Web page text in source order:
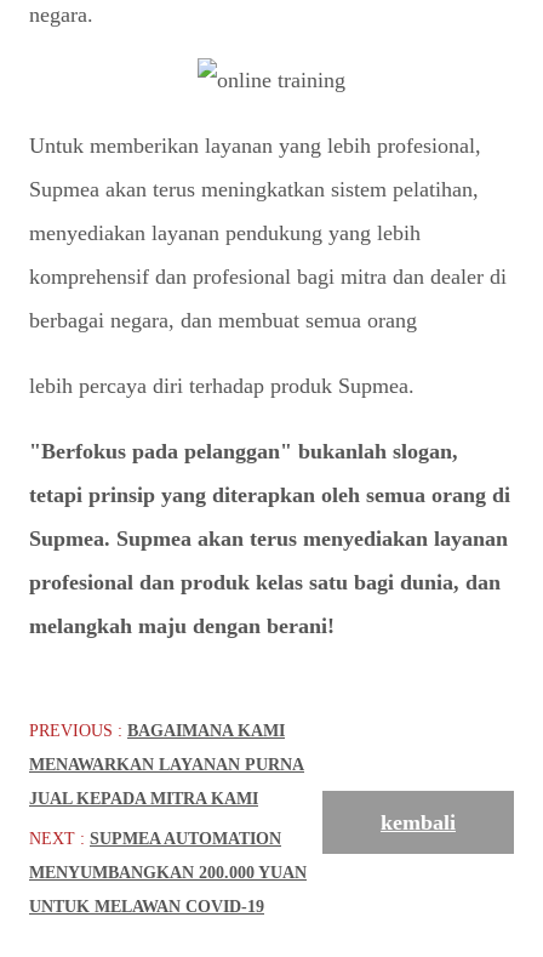
negara.
Untuk memberikan layanan yang lebih profesional,
Supmea akan terus meningkatkan sistem pelatihan,
menyediakan layanan pendukung yang lebih
komprehensif dan profesional bagi mitra dan dealer di
berbagai negara, dan membuat semua orang
lebih percaya diri terhadap produk Supmea.
"Berfokus pada pelanggan" bukanlah slogan,
tetapi prinsip yang diterapkan oleh semua orang di
Supmea. Supmea akan terus menyediakan layanan
profesional dan produk kelas satu bagi dunia, dan
melangkah maju dengan berani!
PREVIOUS : BAGAIMANA KAMI
MENAWARKAN LAYANAN PURNA
JUAL KEPADA MITRA KAMI
NEXT : SUPMEA AUTOMATION
MENYUMBANGKAN 200.000 YUAN
UNTUK MELAWAN COVID-19
kembali